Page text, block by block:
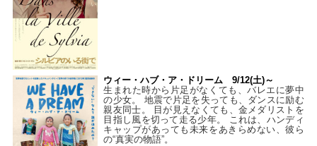
ウィー・ハブ・ア・ドリーム 9/12(土)～
生まれた時から片足がなくても、バレエに夢中
の少女。 地震で片足を失っても、ダンスに励む
親友同士。 目が見えなくても、金メダリストを
目指し風を切って走る少年。 これは、ハンディ
キャップがあっても未来をあきらめない、彼ら
の“真実の物語”。